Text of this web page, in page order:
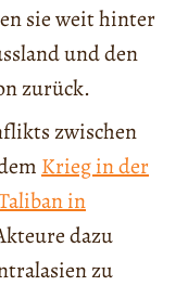
sie weit hinter
und den
zurück.
zwischen
Krieg in der
in
dazu
zu